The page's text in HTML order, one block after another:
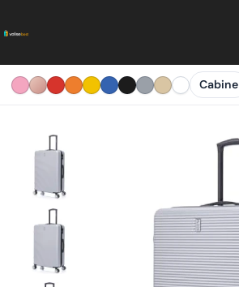
au
Cabine